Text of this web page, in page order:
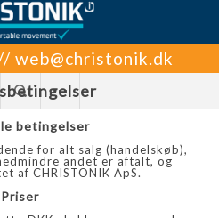
web@christonik.dk
betingelser
for alt salg (handelskøb),
andet er aftalt, og
af CHRISTONIK ApS.
Priser